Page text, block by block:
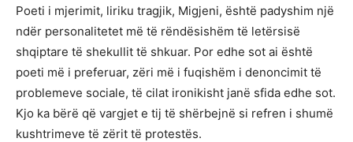
Poeti i mjerimit, liriku tragjik, Migjeni, është padyshim një
ndër personalitetet më të rëndësishëm të letërsisë
shqiptare të shekullit të shkuar. Por edhe sot ai është
poeti më i preferuar, zëri më i fuqishëm i denoncimit të
problemeve sociale, të cilat ironikisht janë sfida edhe sot.
Kjo ka bërë që vargjet e tij të shërbejnë si refren i shumë
kushtrimeve të zërit të protestës.